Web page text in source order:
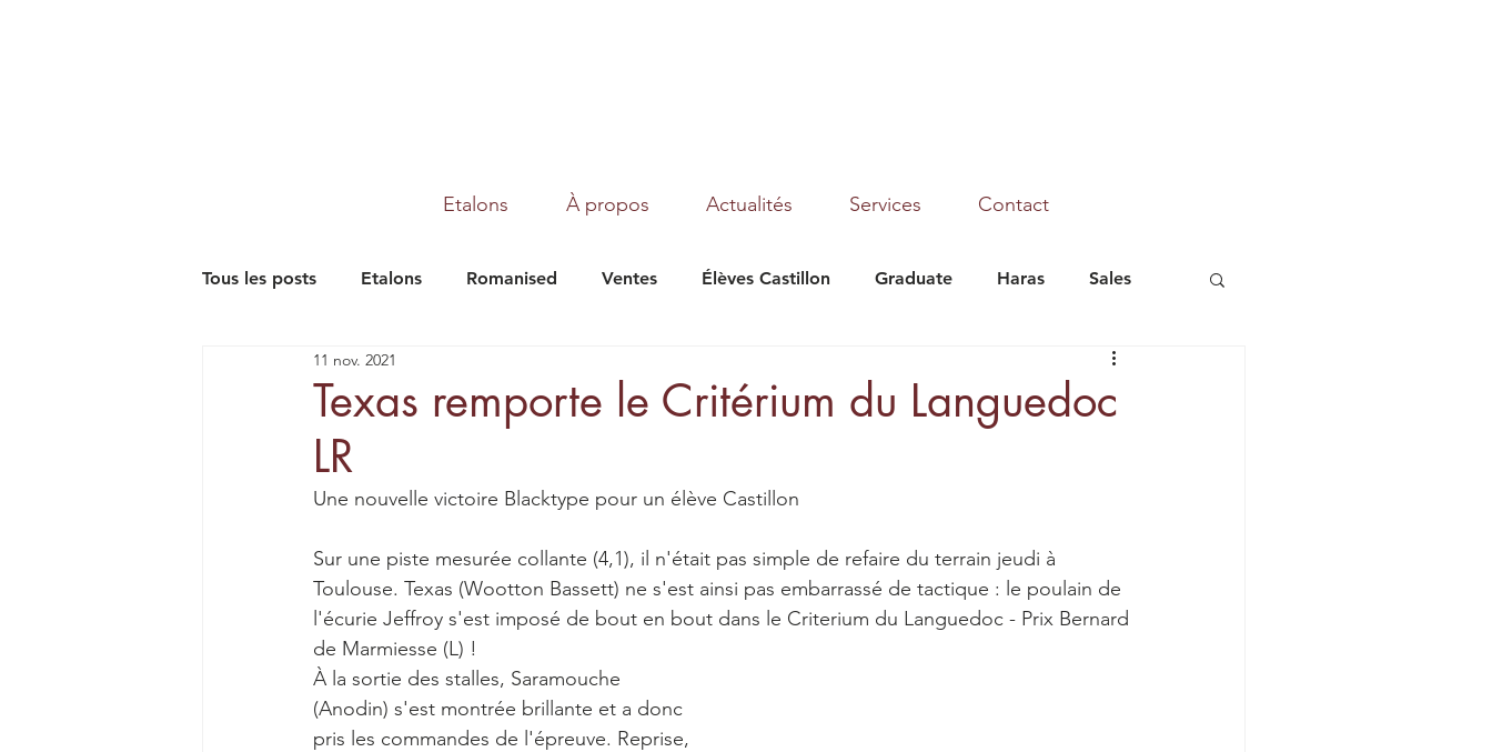
Etalons À propos Actualités Services Contact
Tous les posts Etalons Romanised Ventes Élèves Castillon Graduate Haras Sales
Partenaires Farm Marhaba Ya Sanafi
Texas remporte le Critérium du Languedoc
LR
11 nov. 2021
Une nouvelle victoire Blacktype pour un élève Castillon
Sur une piste mesurée collante (4,1), il n'était pas simple de refaire du terrain jeudi à
Toulouse. Texas (Wootton Bassett) ne s'est ainsi pas embarrassé de tactique : le poulain de
l'écurie Jeffroy s'est imposé de bout en bout dans le Criterium du Languedoc - Prix Bernard
de Marmiesse (L) !
À la sortie des stalles, Saramouche
(Anodin) s'est montrée brillante et a donc
pris les commandes de l'épreuve. Reprise,